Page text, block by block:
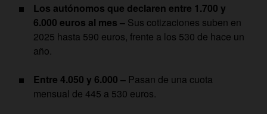
Los autónomos que declaren entre 1.700 y
6.000 euros al mes – Sus cotizaciones suben en
2025 hasta 590 euros, frente a los 530 de hace un
año.
Entre 4.050 y 6.000 – Pasan de una cuota
mensual de 445 a 530 euros.